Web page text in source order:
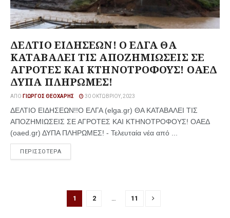
ΔΕΛΤΙΟ ΕΙΔΗΣΕΩΝ! Ο ΕΛΓΑ ΘΑ
ΚΑΤΑΒΑΛΕΙ ΤΙΣ ΑΠΟΖΗΜΙΩΣΕΙΣ ΣΕ
ΑΓΡΟΤΕΣ ΚΑΙ ΚΤΗΝΟΤΡΟΦΟΥΣ! ΟΑΕΔ
ΔΥΠΑ ΠΛΗΡΩΜΕΣ!
ΑΠΌ ΓΙΏΡΓΟΣ ΘΕΟΧΆΡΗΣ 30 ΟΚΤΩΒΡΊΟΥ, 2023
ΔΕΛΤΙΟ ΕΙΔΗΣΕΩΝ!!Ο ΕΛΓΑ (elga.gr) ΘΑ ΚΑΤΑΒΑΛΕΙ ΤΙΣ
ΑΠΟΖΗΜΙΩΣΕΙΣ ΣΕ ΑΓΡΟΤΕΣ ΚΑΙ ΚΤΗΝΟΤΡΟΦΟΥΣ! ΟΑΕΔ
(oaed.gr) ΔΥΠΑ ΠΛΗΡΩΜΕΣ! - Τελευταία νέα από ...
ΠΕΡΙΣΣΟΤΕΡΑ
1 2 … 11